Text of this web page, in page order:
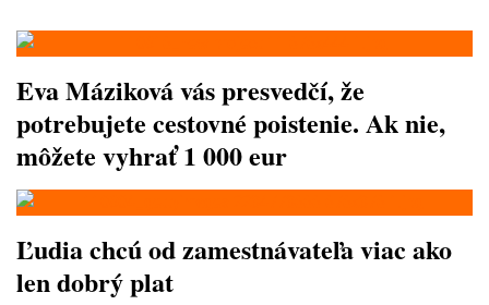
Eva Máziková vás presvedčí, že
potrebujete cestovné poistenie. Ak nie,
môžete vyhrať 1 000 eur
Ľudia chcú od zamestnávateľa viac ako
len dobrý plat